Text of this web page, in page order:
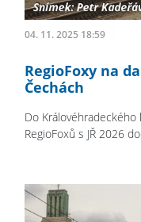
04. 11. 2025 18:59
RegioFoxy na
Čechách
Do
RegioFoxů s JŘ 2026